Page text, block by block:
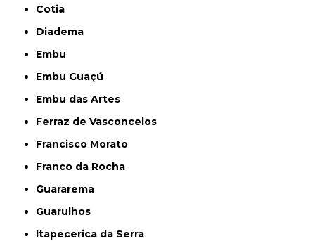
Cotia
Diadema
Embu
Embu Guaçú
Embu das Artes
Ferraz de Vasconcelos
Francisco Morato
Franco da Rocha
Guararema
Guarulhos
Itapecerica da Serra